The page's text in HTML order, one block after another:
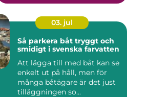
03. jul
Så parkera båt tryggt och
smidigt i svenska farvatten
Att lägga till med båt kan se
enkelt ut på håll, men för
många båtägare är det just
tilläggningen so...